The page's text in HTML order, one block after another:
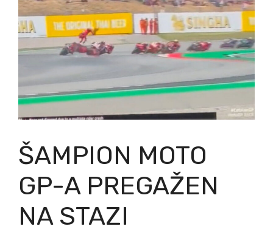
ŠAMPION MOTO
GP-A PREGAŽEN
NA STAZI